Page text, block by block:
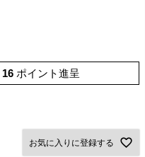
16 ポイント進呈
お気に入りに登録する